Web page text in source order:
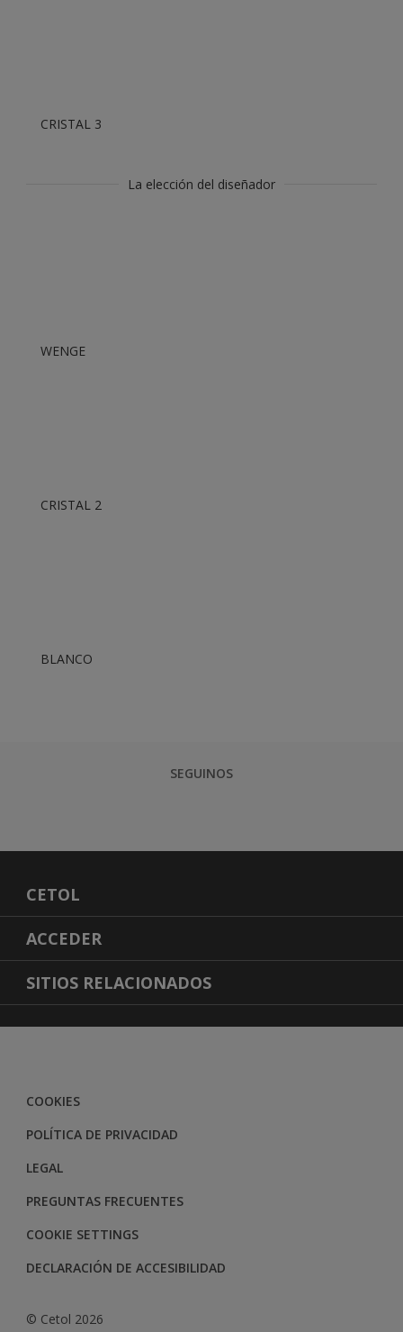
CRISTAL 3
La elección del diseñador
WENGE
CRISTAL 2
BLANCO
SEGUINOS
CETOL
ACERCA DE CETOL
COMUNICATE CON NOSOTROS
POLITICA DE CALIDAD
ACCEDER
ACCESIBILIDAD
EXACTITUD DEL COLOR
MANAGE COOKIE PREFERENCES
SITIOS RELACIONADOS
COOKIES
POLÍTICA DE PRIVACIDAD
LEGAL
PREGUNTAS FRECUENTES
COOKIE SETTINGS
DECLARACIÓN DE ACCESIBILIDAD
© Cetol 2026